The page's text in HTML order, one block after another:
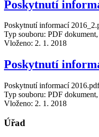
Poskytnutí
Poskytnutí informací
Typ souboru: PDF
Vloženo: 2. 1. 2018
Poskytnutí
Poskytnutí informací 2016.pdf
Typ souboru: PDF
Vloženo: 2. 1. 2018
Úřad